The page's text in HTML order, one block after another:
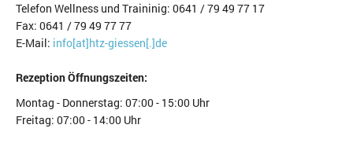
Telefon Wellness und Traininig: 0641 / 79 49 77 17
Fax: 0641 / 79 49 77 77
E-Mail: info[at]htz-giessen[.]de
Rezeption Öffnungszeiten:
Montag - Donnerstag: 07:00 - 15:00 Uhr
Freitag: 07:00 - 14:00 Uhr